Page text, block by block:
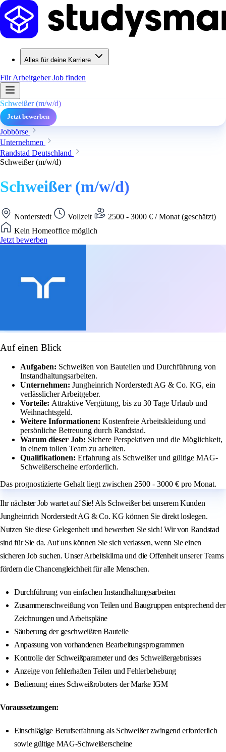
Alles für deine Karriere
Für ArbeitgeberJob finden
Schweißer (m/w/d)
Jetzt bewerben
Jobbörse
Unternehmen
Randstad Deutschland
Schweißer (m/w/d)
Schweißer (m/w/d)
Norderstedt Vollzeit
2500 - 3000 € / Monat (geschätzt)
Kein Homeoffice möglich
Jetzt bewerben
Auf einen Blick
Aufgaben: Schweißen von Bauteilen und Durchführung von
Instandhaltungsarbeiten.
Unternehmen: Jungheinrich Norderstedt AG & Co. KG, ein
verlässlicher Arbeitgeber.
Vorteile: Attraktive Vergütung, bis zu 30 Tage Urlaub und
Weihnachtsgeld.
Weitere Informationen: Kostenfreie Arbeitskleidung und
persönliche Betreuung durch Randstad.
Warum dieser Job: Sichere Perspektiven und die Möglichkeit,
in einem tollen Team zu arbeiten.
Qualifikationen: Erfahrung als Schweißer und gültige MAG-
Schweißerscheine erforderlich.
Das prognostizierte Gehalt liegt zwischen 2500 - 3000 € pro Monat.
Ihr nächster Job wartet auf Sie! Als Schweißer bei unserem Kunden
Jungheinrich Norderstedt AG & Co. KG können Sie direkt loslegen.
Nutzen Sie diese Gelegenheit und bewerben Sie sich! Wir von Randstad
sind für Sie da. Auf uns können Sie sich verlassen, wenn Sie einen
sicheren Job suchen. Unser Arbeitsklima und die Offenheit unserer Teams
fördern die Chancengleichheit für alle Menschen.
Durchführung von einfachen Instandhaltungsarbeiten
Zusammenschweißung von Teilen und Baugruppen entsprechend der
Zeichnungen und Arbeitspläne
Säuberung der geschweißten Bauteile
Anpassung von vorhandenen Bearbeitungsprogrammen
Kontrolle der Schweißparameter und des Schweißergebnisses
Anzeige von fehlerhaften Teilen und Fehlerbehebung
Bedienung eines Schweißroboters der Marke IGM
Voraussetzungen:
Einschlägige Berufserfahrung als Schweißer zwingend erforderlich
sowie gültige MAG-Schweißerscheine